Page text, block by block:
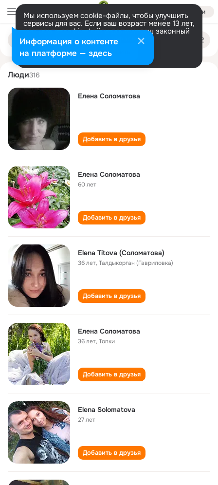
Войти
Мы используем cookie-файлы, чтобы улучшить
сервисы для вас. Если ваш возраст менее 13 лет,
настроить cookie-файлы должен ваш законный
представитель. Больше информации
Разрешить все Настроить
Поиск
людям
elena solomatova
Люди316
Eлeна Соломатова
Добавить в друзья
Елена Соломатова
60 лет
Добавить в друзья
Elena Titova (Соломатова)
36 лет,Талдыкорган (Гавриловка)
Добавить в друзья
Елена Соломатова
36 лет,Топки
Добавить в друзья
Elena Solomatova
27 лет
Добавить в друзья
Информация о контенте
на платформе — здесь